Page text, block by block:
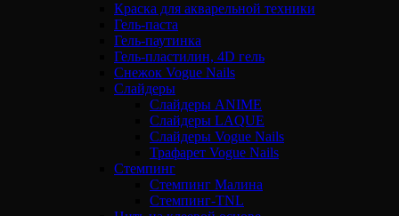
Краска для акварельной техники
Гель-паста
Гель-паутинка
Гель-пластилин, 4D гель
Снежок Vogue Nails
Слайдеры
Слайдеры ANIME
Слайдеры LAQUE
Слайдеры Vogue Nails
Трафарет Vogue Nails
Стемпинг
Стемпинг Малина
Стемпинг-TNL